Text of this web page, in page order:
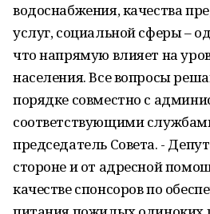
водоснабжения, качества
услуг, социальной сферы –
что напрямую влияет на
населения. Все вопросы
порядке совместно с
соответствующими
председатель Совета. -
стороне и от адресной
качестве спонсоров по